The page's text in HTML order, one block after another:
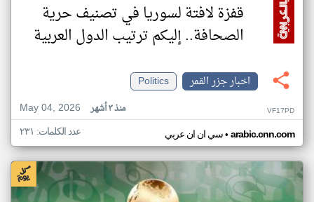
قفزة لافتة لسوريا في تصنيف حرية
الصحافة.. إليكم ترتيب الدول العربية
اخبار جزر القمر
Politics
May 04, 2026
منذ ٣ أشهر VF17PD
سي ان ان عربي• arabic.cnn.com عدد الكلمات: ٢٣١